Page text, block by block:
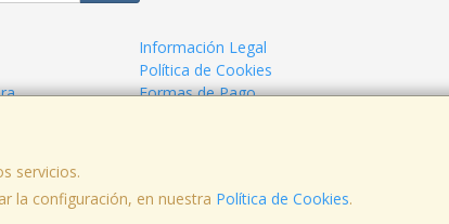
servicios.
la configuración, en nuestra Política de Cookies.
Información Legal
Política de Cookies
Formas de Pago
, , , , España. - C.I.F.: B73424574 - Tfno: